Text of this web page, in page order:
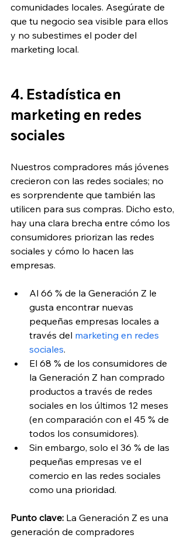
comunidades locales. Asegúrate de
que tu negocio sea visible para ellos
y no subestimes el poder del
marketing local.
4. Estadística en
marketing en redes
sociales
Nuestros compradores más jóvenes
crecieron con las redes sociales; no
es sorprendente que también las
utilicen para sus compras. Dicho esto,
hay una clara brecha entre cómo los
consumidores priorizan las redes
sociales y cómo lo hacen las
empresas.
Al 66 % de la Generación Z le
gusta encontrar nuevas
pequeñas empresas locales a
través del marketing en redes
sociales.
El 68 % de los consumidores de
la Generación Z han comprado
productos a través de redes
sociales en los últimos 12 meses
(en comparación con el 45 % de
todos los consumidores).
Sin embargo, solo el 36 % de las
pequeñas empresas ve el
comercio en las redes sociales
como una prioridad.
Punto clave: La Generación Z es una
generación de compradores